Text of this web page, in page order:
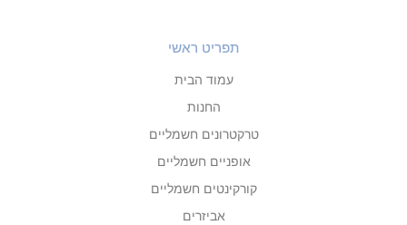
תפריט ראשי
עמוד הבית
החנות
טרקטרונים חשמליים
אופניים חשמליים
קורקינטים חשמליים
אביזרים